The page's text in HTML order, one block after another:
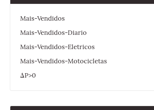
Mais-Vendidos
Mais-Vendidos-Diario
Mais-Vendidos-Eletricos
Mais-Vendidos-Motocicletas
ΔP>0